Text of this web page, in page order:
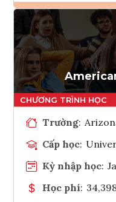
Trường:
Cấp học:
Kỳ nhập học:
Học phí: